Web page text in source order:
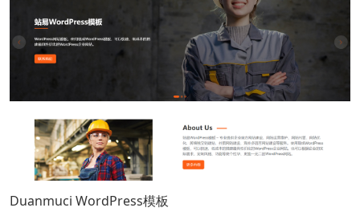
Duanmuci WordPress模板